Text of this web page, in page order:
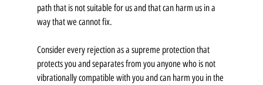
path that is not suitable for us and that can harm us in a
way that we cannot fix.
Consider every rejection as a supreme protection that
protects you and separates from you anyone who is not
vibrationally compatible with you and can harm you in the